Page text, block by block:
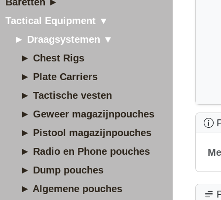
Tactical Equipment ▼
► Draagsystemen ▼
► Chest Rigs
► Plate Carriers
► Tactische vesten
► Geweer magazijnpouches
► Pistool magazijnpouches
► Radio en Phone pouches
► Dump pouches
► Algemene pouches